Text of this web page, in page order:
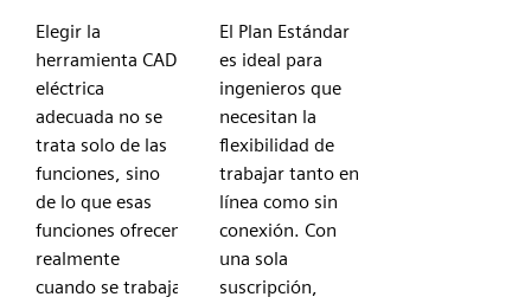
Elegir la
herramienta CAD
eléctrica
adecuada no se
trata solo de las
funciones, sino
de lo que esas
funciones ofrecen
realmente
cuando se trabaja
El Plan Estándar
es ideal para
ingenieros que
necesitan la
flexibilidad de
trabajar tanto en
línea como sin
conexión. Con
una sola
suscripción,